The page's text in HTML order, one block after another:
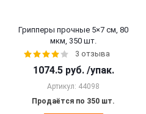
Грипперы прочные 5×7 см, 80
мкм, 350 шт.
3 отзыва
1074.5 руб. /упак.
Артикул: 44098
Продаётся по 350 шт.